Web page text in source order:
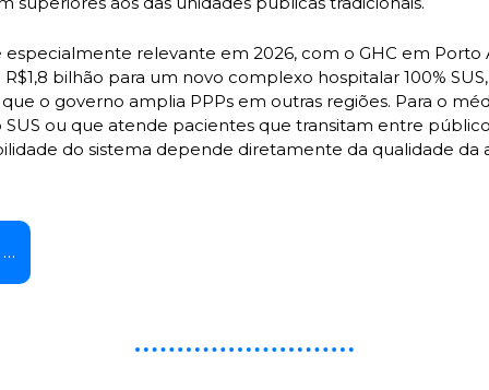
especialmente relevante em 2026, com o GHC em Porto
bilhão para um novo complexo hospitalar 100%
o governo amplia PPPs em outras regiões. Para o
SUS ou que atende pacientes que transitam entre
do sistema depende diretamente da qualidade da
…